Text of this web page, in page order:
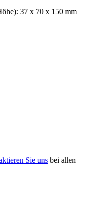
37 x 70 x 150 mm
Sie uns bei allen